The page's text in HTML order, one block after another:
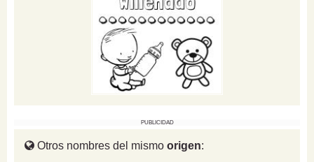
PUBLICIDAD
Otros nombres del mismo origen: